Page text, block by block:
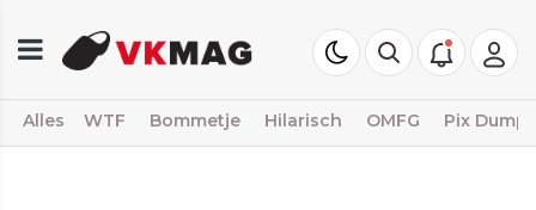
Alles WTF Bommetje Hilarisch OMFG Pix Dump